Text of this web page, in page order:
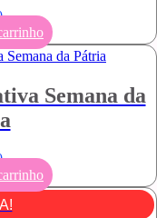
Semana da